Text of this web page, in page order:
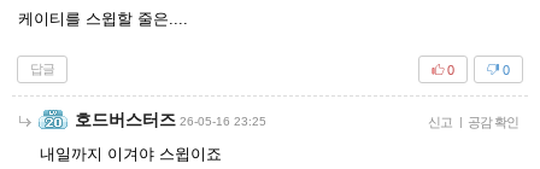
케이티를 스윕할 줄은....
답글 0
0
호드버스터즈 26-05-16 23:25 신고 | 공감 확인
내일까지 이겨야 스윕이죠